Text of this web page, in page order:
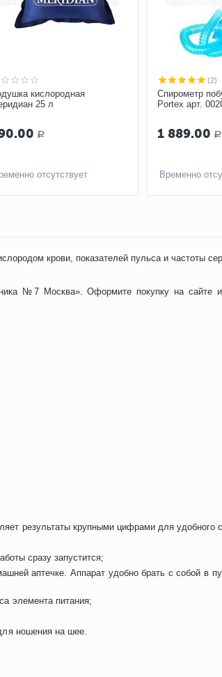
кислородная
25 л
Р
отсутствует
(2)
Спирометр
Portex арт.
1 889.00 Р
Временно
крови, показателей пульса и частоты
№7 Москва». Оформите покупку на сайте
результаты крупными цифрами для удобного
сразу запустится;
аптечке. Аппарат удобно брать с собой в
элемента питания;
ношения на шее.